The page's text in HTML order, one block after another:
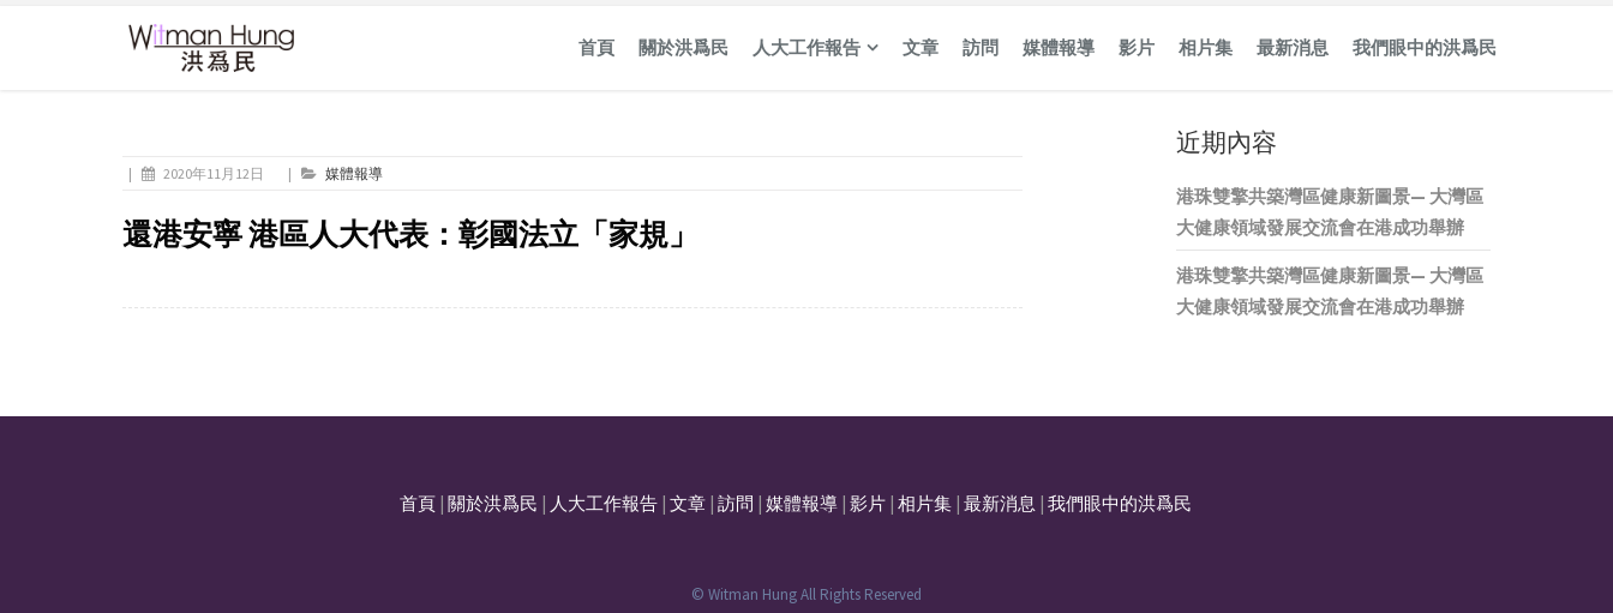
首頁 關於洪爲民 人大工作報告 文章 訪問 媒體報導 影片 相片集 最新消息 我們眼中的洪爲民
| 2020年11月12日 | 媒體報導
還港安寧 港區人大代表：彰國法立「家規」
近期內容
港珠雙擎共築灣區健康新圖景— 大灣區
大健康領域發展交流會在港成功舉辦
港珠雙擎共築灣區健康新圖景— 大灣區
大健康領域發展交流會在港成功舉辦
首頁 關於洪爲民 人大工作報告 文章 訪問 媒體報導 影片 相片集 最新消息 我們眼中的洪爲民
© Witman Hung All Rights Reserved